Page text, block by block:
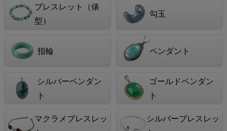
ブレスレット（俵
型）
勾玉
指輪 ペンダント
シルバーペンダン
ト
ゴールドペンダン
ト
マクラメブレスレッ
シルバーブレスレッ